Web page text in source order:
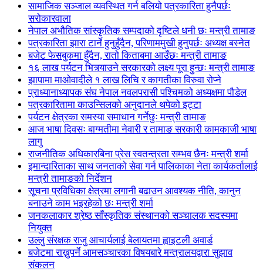
सामाजिक सञ्जाल व्यवस्थित गर्न बलियो पत्रकारिता हुनैपर्छः
सरोकारवाला
नेपाल अभौतिक सांस्कृतिक सम्पदाको दृष्टिले धनी छः मन्त्री तामाङ
पत्रकारिता झारा टार्ने हुनुहुँदैन, परिणाममुखी हुनुपर्छः अध्यक्ष बस्नेत
बजेट फेसबुकमा हुँदैन, रातो किताबमा आउँछः मन्त्री तामाङ
१६ लाख पर्यटन भित्र्याउने सरकारको लक्ष्य पूरा हुन्छः मन्त्री तामाङ
झापामा माओवादीले १ लाख लिचि र कागतीका विरुवा रोप्ने
प्राध्यानाध्यापक संघ नेपाल नवलपरासी पश्चिमको अध्यक्षमा पौडेल
पत्रकारितामा काउन्सिलको अनुदानले थपेको इट्टा
पर्यटन क्षेत्रका समस्या समाधान गर्नेछुः मन्त्री तामाङ
आज भाषा दिवसः बाग्मतीमा नेवारी र तामाङ सरकारी कामकाजी भाषा
लागु
राजनीतिक अधिकारबिना प्रेस स्वतन्त्रता सम्भव छैनः मन्त्री शर्मा
इमान्दारिताका साथ जनताकाे सेवा गर्न पालिकाका नेता कार्यकर्तालाई
मन्त्री तामाङको निर्देशन
सूचना प्रविधिका क्षेत्रमा लगानी बढाउन आवश्यक नीति, कानुन
बनाउने काम भइरहेको छः मन्त्री शर्मा
जनकलाकार श्रेष्ठ साँस्कृतिक संस्थानको सञ्चालक सदस्यमा
नियुक्त
उल्लु संरक्षक राजु आचार्यलाई बेलायतमा ह्वाइटली अवार्ड
बजेटमा राख्नुपर्ने आमसञ्चारका विषयबारे मन्त्रालयद्वारा सुझाव
संकलन